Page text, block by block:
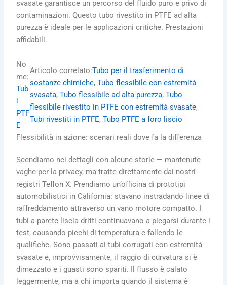
svasate garantisce un percorso del fluido puro e privo di
contaminazioni. Questo tubo rivestito in PTFE ad alta
purezza è ideale per le applicazioni critiche. Prestazioni
affidabili.
No
me:
Tub
i
PTF
E
Articolo correlato:Tubo per il trasferimento di
sostanze chimiche, Tubo flessibile con estremità
svasata, Tubo flessibile ad alta purezza, Tubo
flessibile rivestito in PTFE con estremità svasate,
Tubi rivestiti in PTFE, Tubo PTFE a foro liscio
Flessibilità in azione: scenari reali dove fa la differenza
Scendiamo nei dettagli con alcune storie — mantenute
vaghe per la privacy, ma tratte direttamente dai nostri
registri Teflon X. Prendiamo un’officina di prototipi
automobilistici in California: stavano instradando linee di
raffreddamento attraverso un vano motore compatto. I
tubi a parete liscia dritti continuavano a piegarsi durante i
test, causando picchi di temperatura e fallendo le
qualifiche. Sono passati ai tubi corrugati con estremità
svasate e, improvvisamente, il raggio di curvatura si è
dimezzato e i guasti sono spariti. Il flusso è calato
leggermente, ma a chi importa quando il sistema è